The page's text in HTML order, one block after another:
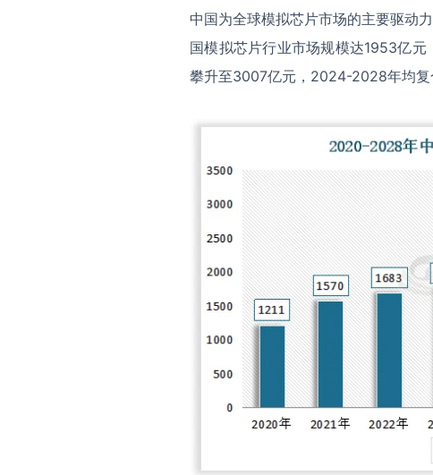
中国为全球模拟芯片市场的主要驱动
国模拟芯片行业市场规模达1953亿
攀升至3007亿元，2024-2028年均复